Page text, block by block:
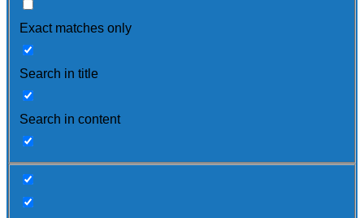
Exact matches only
Search in title
Search in content